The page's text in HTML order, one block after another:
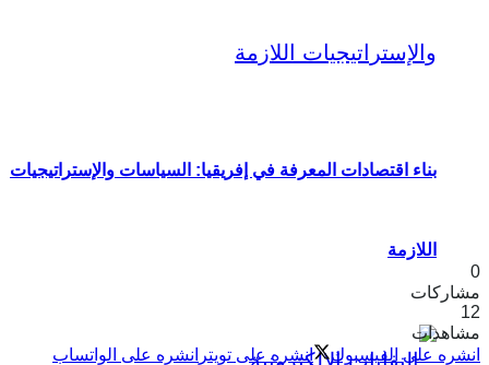
بناء اقتصادات المعرفة في إفريقيا: السياسات والإستراتيجيات
اللازمة
0
مشاركات
12
مشاهدات
انشره على الفيسبوك
انشره على تويتر انشره على الواتساب